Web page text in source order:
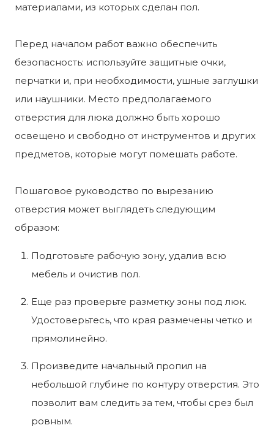
материалами, из которых сделан пол.
Перед началом работ важно обеспечить
безопасность: используйте защитные очки,
перчатки и, при необходимости, ушные заглушки
или наушники. Место предполагаемого
отверстия для люка должно быть хорошо
освещено и свободно от инструментов и других
предметов, которые могут помешать работе.
Пошаговое руководство по вырезанию
отверстия может выглядеть следующим
образом:
Подготовьте рабочую зону, удалив всю
мебель и очистив пол.
Еще раз проверьте разметку зоны под люк.
Удостоверьтесь, что края размечены четко и
прямолинейно.
Произведите начальный пропил на
небольшой глубине по контуру отверстия. Это
позволит вам следить за тем, чтобы срез был
ровным.